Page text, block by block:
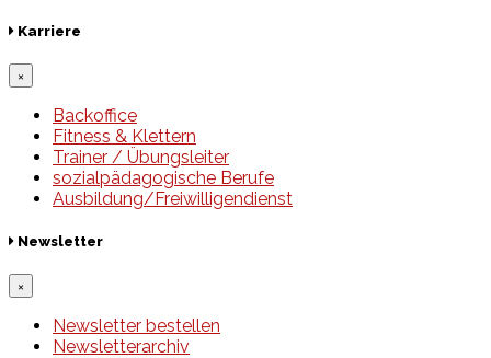
Karriere
×
Backoffice
Fitness & Klettern
Trainer / Übungsleiter
sozialpädagogische Berufe
Ausbildung/Freiwilligendienst
Newsletter
×
Newsletter bestellen
Newsletterarchiv